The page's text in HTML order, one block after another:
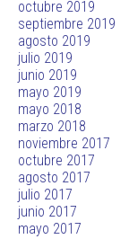
octubre 2019
septiembre 2019
agosto 2019
julio 2019
junio 2019
mayo 2019
mayo 2018
marzo 2018
noviembre 2017
octubre 2017
agosto 2017
julio 2017
junio 2017
mayo 2017